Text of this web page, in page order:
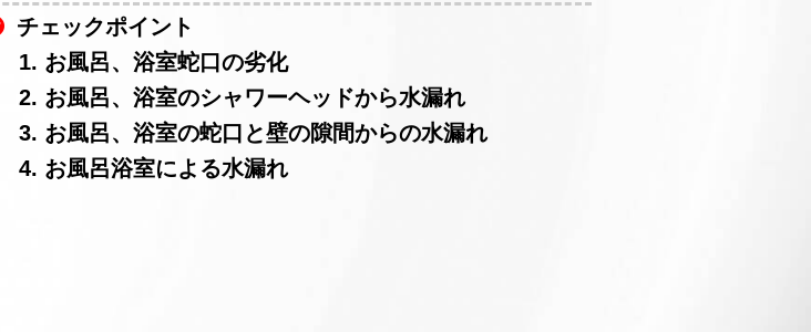
チェックポイント
1. お風呂、浴室蛇口の劣化
2. お風呂、浴室のシャワーヘッドから水漏れ
3. お風呂、浴室の蛇口と壁の隙間からの水漏れ
4. お風呂浴室による水漏れ